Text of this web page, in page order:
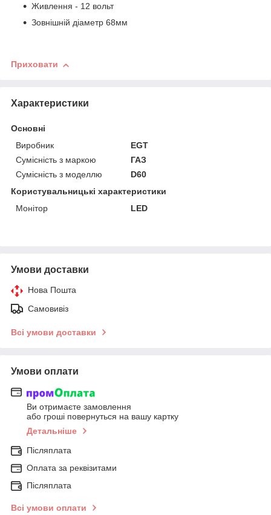
Живлення - 12 вольт
Зовнішній діаметр 68мм
Приховати
Характеристики
Основні
Виробник
EGT
Сумісність з маркою
ГАЗ
Сумісність з моделлю
D60
Користувальницькі характеристики
Монітор
LED
Умови доставки
Нова Пошта
Самовивіз
Всі умови доставки
Умови оплати
Ви отримаєте замовлення
або гроші повернуться на вашу картку
Детальніше
Післяплата
Оплата за реквізитами
Післяплата
Всі умови оплати